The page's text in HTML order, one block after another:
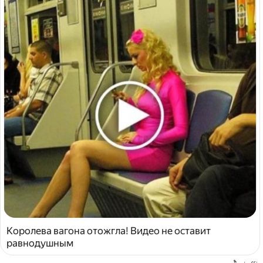
Королева вагона отожгла! Видео не оставит
равнодушным